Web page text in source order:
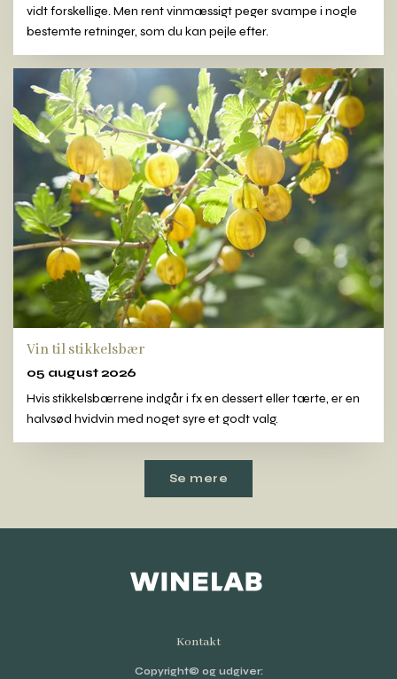
vidt forskellige. Men rent vinmæssigt peger svampe i nogle
bestemte retninger, som du kan pejle efter.
Vin til stikkelsbær
05 august 2026
Hvis stikkelsbærrene indgår i fx en dessert eller tærte, er en
halvsød hvidvin med noget syre et godt valg.
Se mere
Kontakt
Copyright© og udgiver: